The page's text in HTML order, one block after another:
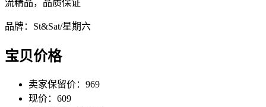
流精品，品质保证
品牌：St&Sat/星期六
宝贝价格
卖家保留价：969
现价：609